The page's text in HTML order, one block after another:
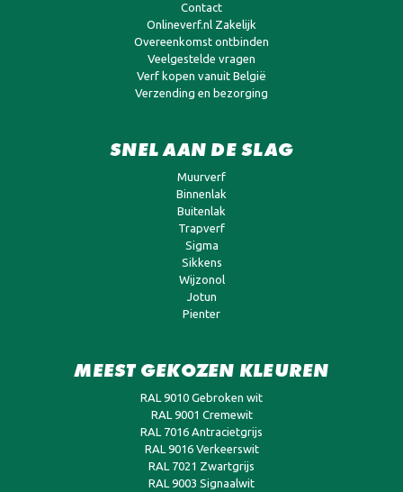
Contact
Onlineverf.nl Zakelijk
Overeenkomst ontbinden
Veelgestelde vragen
Verf kopen vanuit België
Verzending en bezorging
SNEL AAN DE SLAG
Muurverf
Binnenlak
Buitenlak
Trapverf
Sigma
Sikkens
Wijzonol
Jotun
Pienter
MEEST GEKOZEN KLEUREN
RAL 9010 Gebroken wit
RAL 9001 Cremewit
RAL 7016 Antracietgrijs
RAL 9016 Verkeerswit
RAL 7021 Zwartgrijs
RAL 9003 Signaalwit